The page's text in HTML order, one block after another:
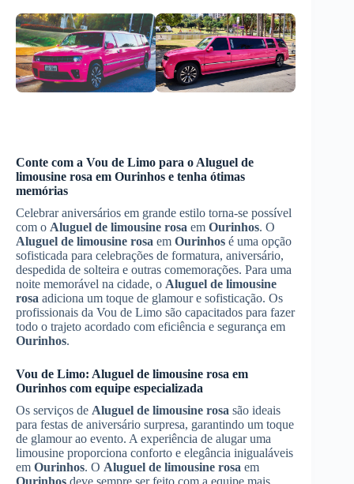
Conte com a Vou de Limo para o Aluguel de
limousine rosa em Ourinhos e tenha ótimas
memórias
Celebrar aniversários em grande estilo torna-se possível
com o Aluguel de limousine rosa em Ourinhos. O
Aluguel de limousine rosa em Ourinhos é uma opção
sofisticada para celebrações de formatura, aniversário,
despedida de solteira e outras comemorações. Para uma
noite memorável na cidade, o Aluguel de limousine
rosa adiciona um toque de glamour e sofisticação. Os
profissionais da Vou de Limo são capacitados para fazer
todo o trajeto acordado com eficiência e segurança em
Ourinhos.
Vou de Limo: Aluguel de limousine rosa em
Ourinhos com equipe especializada
Os serviços de Aluguel de limousine rosa são ideais
para festas de aniversário surpresa, garantindo um toque
de glamour ao evento. A experiência de alugar uma
limousine proporciona conforto e elegância inigualáveis
em Ourinhos. O Aluguel de limousine rosa em
Ourinhos deve sempre ser feito com a equipe mais